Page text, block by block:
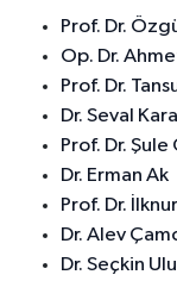
Prof. Dr.
Op. Dr.
Prof. Dr.
Dr. Seval
Prof. Dr.
Dr. Erman Ak
Prof. Dr.
Dr. Alev
Dr. Seçkin